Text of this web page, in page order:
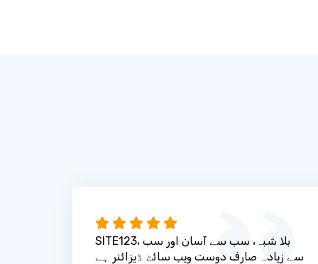
SITE123، بلا شبہ، سب سے آسان اور سب
سے زیادہ صارف دوست ویب سائٹ ڈیزائنر ہے